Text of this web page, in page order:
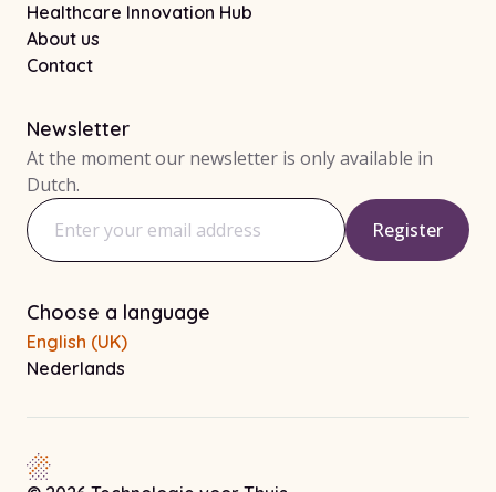
Healthcare Innovation Hub
About us
Contact
Newsletter
At the moment our newsletter is only available in
Dutch.
Email address Register
Choose a language
English (UK)
Nederlands